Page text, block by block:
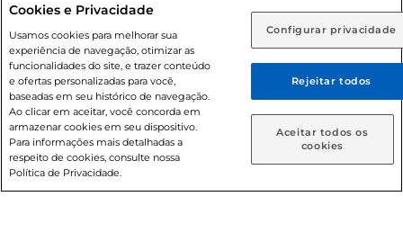
Rio de Janeiro (RJ) Goiás (GO)
Ou
Caso queira comprar online, informe como deseja receber
suas compras:
Entrega em casa Retire em Loja
prévio. O valor mínimo para as compras on-line é de R$
80,00.
© 2026 Copyright. Todos os direitos
reservados Prezunic.
Cookies e Privacidade
Usamos cookies para melhorar sua
experiência de navegação, otimizar as
funcionalidades do site, e trazer conteúdo
e ofertas personalizadas para você,
baseadas em seu histórico de navegação.
Ao clicar em aceitar, você concorda em
armazenar cookies em seu dispositivo.
Para informações mais detalhadas a
respeito de cookies, consulte nossa
Política de Privacidade.
Configurar privacidade
Rejeitar todos
Aceitar todos os
cookies